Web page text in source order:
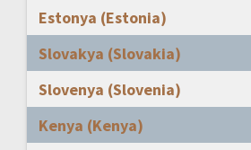
Estonya (Estonia)
Slovakya (Slovakia)
Slovenya (Slovenia)
Kenya (Kenya)